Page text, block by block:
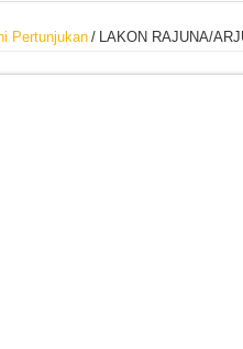
Pertunjukan / LAKON RAJUNA/